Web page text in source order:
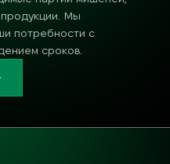
Мы
потребности с
сроков.